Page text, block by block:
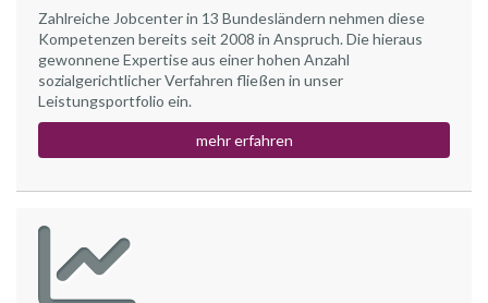
Zahlreiche Jobcenter in 13 Bundesländern nehmen diese
Kompetenzen bereits seit 2008 in Anspruch. Die hieraus
gewonnene Expertise aus einer hohen Anzahl
sozialgerichtlicher Verfahren fließen in unser
Leistungsportfolio ein.
mehr erfahren